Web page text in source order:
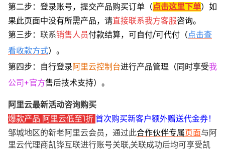
第二步：登录账号，提交产品购买订单（点击这里下单） 如
果此页面中没有所需产品，请直接联系我方客服咨询。
第三步： 联系销售人员付款结算，可自付/可代付（点击查
看收款方式）。
第四步：自行登录阿里云控制台进行产品管理（同时享受我
公司+官方售后技术支持）。
阿里云最新活动咨询购买
爆款产品 阿里云低至1折 首次购买新客户额外赠送代金券！
邹城地区的新老阿里云会员，通过此合作伙伴专属页面与阿
里云代理商凯铧互联进行账号关联,关联成功后均可享受凯